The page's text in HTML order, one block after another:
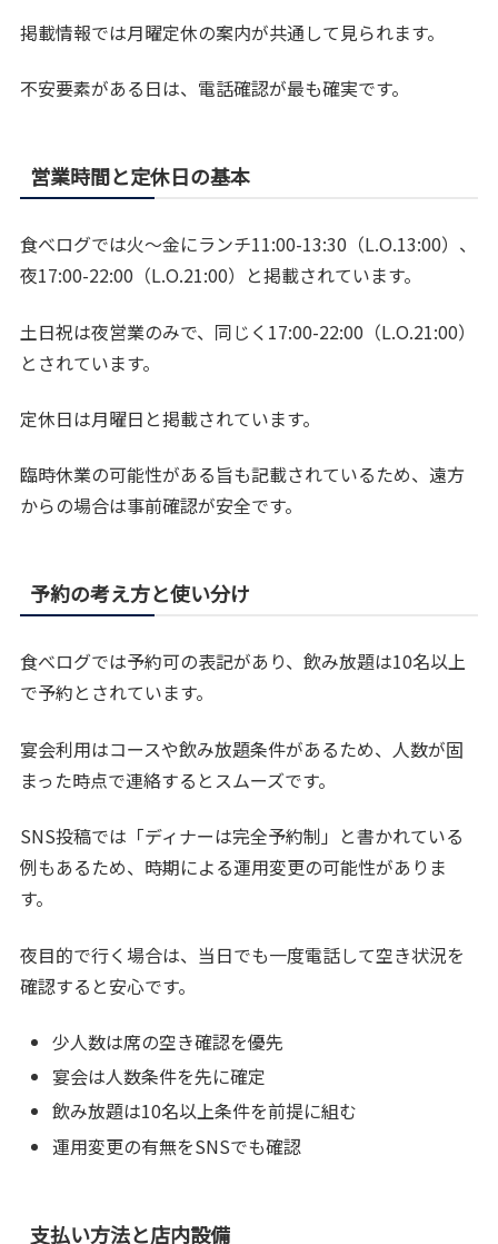
掲載情報では月曜定休の案内が共通して見られます。
不安要素がある日は、電話確認が最も確実です。
営業時間と定休日の基本
食べログでは火〜金にランチ11:00-13:30（L.O.13:00）、
夜17:00-22:00（L.O.21:00）と掲載されています。
土日祝は夜営業のみで、同じく17:00-22:00（L.O.21:00）
とされています。
定休日は月曜日と掲載されています。
臨時休業の可能性がある旨も記載されているため、遠方
からの場合は事前確認が安全です。
予約の考え方と使い分け
食べログでは予約可の表記があり、飲み放題は10名以上
で予約とされています。
宴会利用はコースや飲み放題条件があるため、人数が固
まった時点で連絡するとスムーズです。
SNS投稿では「ディナーは完全予約制」と書かれている
例もあるため、時期による運用変更の可能性がありま
す。
夜目的で行く場合は、当日でも一度電話して空き状況を
確認すると安心です。
少人数は席の空き確認を優先
宴会は人数条件を先に確定
飲み放題は10名以上条件を前提に組む
運用変更の有無をSNSでも確認
支払い方法と店内設備